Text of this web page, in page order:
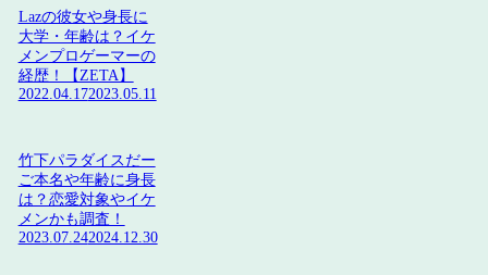
Lazの彼女や身長に
大学・年齢は？イケ
メンプロゲーマーの
経歴！【ZETA】
2022.04.172023.05.11
竹下パラダイスだー
ご本名や年齢に身長
は？恋愛対象やイケ
メンかも調査！
2023.07.242024.12.30